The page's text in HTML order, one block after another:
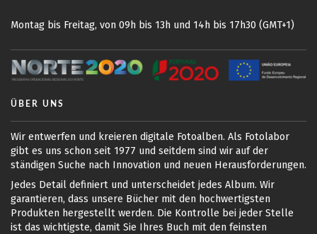
Montag bis Freitag, von 09h bis 13h und 14h bis 17h30 (GMT+1)
ÜBER UNS
Wir entwerfen und kreieren digitale Fotoalben. Als Fotolabor
gibt es uns schon seit 1977 und seitdem sind wir auf der
ständigen Suche nach Innovation und neuen Herausforderungen.
Jedes Detail definiert und unterscheidet jedes Album. Wir
garantieren, dass unsere Bücher mit den hochwertigsten
Produkten hergestellt werden. Die Kontrolle bei jeder Stelle
ist das wichtigste, damit Sie Ihres Buch mit den feinsten